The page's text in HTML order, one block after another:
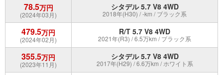
78.5万円
(2024年03月)
シタデル 5.7 V8 4WD
2018年(H30) / -km / ブラック系
479.5万円
(2024年02月)
R/T 5.7 V8 4WD
2021年(R3) / 6.5万km / ブラック系
355.5万円
(2023年11月)
シタデル 5.7 V8 4WD
2017年(H29) / 6.6万km / ホワイト系